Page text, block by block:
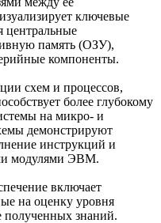
ключевые
центральные
память (ОЗУ),
компоненты.
схем и процессов,
более глубокому
на микро- и
демонстрируют
инструкций и
модулями ЭВМ.
включает
на оценку уровня
полученных знаний.